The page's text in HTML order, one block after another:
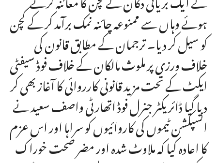
ہوئے وہاں سے ممنوعہ چائنہ نمک برآمد کر کے کچن
کو سیل کر دیا۔ ترجمان کے مطابق قانون کی
خلاف ورزی پر ملوث مالکان کے خلاف فوڈ سیفٹی
ایکٹ کے تحت مزید قانونی کارروائی کا آغاز بھی کر
دیا گیا ڈائریکٹر جنرل فوڈ اتھارٹی واصف سعید نے
انسپکشن ٹیموں کی کاروائیوں کو سراہا اور اس عزم
کا اعادہ کیا کہ ملاوٹ شدہ اور مضر صحت خوراک